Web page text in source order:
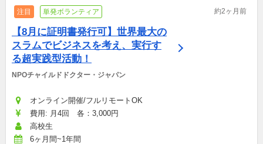
注目 単発ボランティア 約2ヶ月前
【8月に証明書発行可】世界最大の
スラムでビジネスを考え、実行す
る超実践型活動！
NPOチャイルドドクター・ジャパン
オンライン開催/フルリモートOK
費用: 月4回　各：3,000円
高校生
6ヶ月間~1年間